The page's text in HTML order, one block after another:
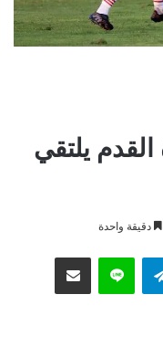
القدم يلتقي
دقيقة واحدة
تيلقرام لاين مشاركة عبر البريد